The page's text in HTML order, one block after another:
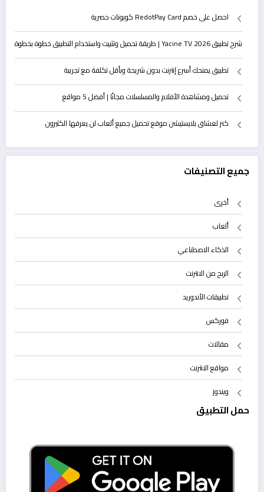
احصل على خصم RedotPay Card كوبونات حصرية
شرح تطبيق Yacine TV 2026 | طريقة تحميل وتثبيت واستخدام التطبيق خطوة بخطوة
تطبيق يمنحك أسرع إنترنت بدون شريحة وبأقل تكلفة مع تجريبة
تحميل ومشاهدة الأفلام والمسلسلات مجانًا | أفضل 5 مواقع
كنز لعشاق بلايستيشن موقع تحميل جميع ألعاب لن يعرفها الكثيرون
جميع التصنيفات
أخرى
ألعاب
الذكاء الاصطناعي
الربح من الانترنت
تطبيقات الأندوريد
فوركس
مقالات
مواقع الانترنت
ويندوز
حمل التطبيق